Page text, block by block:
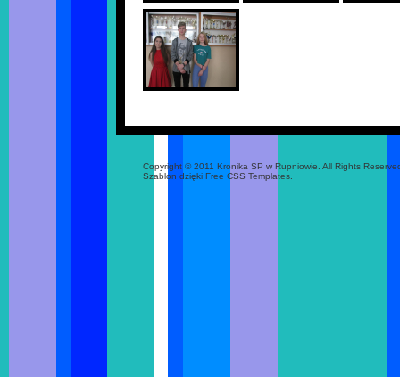
Copyright © 2011 Kronika SP w Rupniowie. All Rights
Szablon dzięki Free CSS Templates.